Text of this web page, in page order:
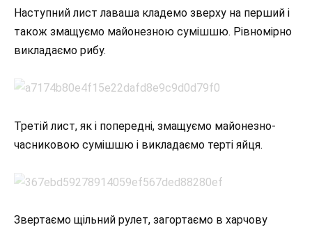
Наступний лист лаваша кладемо зверху на перший і
також змащуємо майонезною сумішшю. Рівномірно
викладаємо рибу.
Третій лист, як і попередні, змащуємо майонезно-
часниковою сумішшю і викладаємо терті яйця.
Звертаємо щільний рулет, загортаємо в харчову